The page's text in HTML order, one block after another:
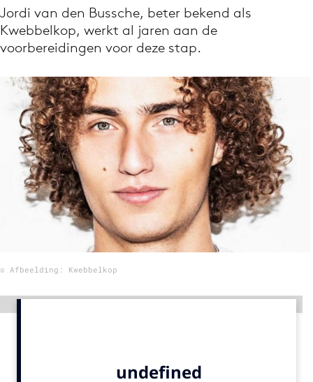
Nieuws app
Menu
Home
9 sept: GenAI-training
12 nov: MarketingLive!
Adverteren
Academy
Jordi van den Bussche, beter bekend als
Kwebbelkop, werkt al jaren aan de
voorbereidingen voor deze stap.
© Afbeelding: Kwebbelkop